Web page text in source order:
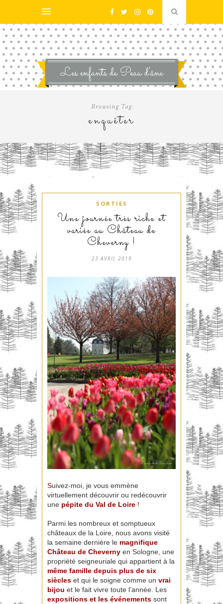
Browsing Tag
enquêter
SORTIES
Une journée très riche et
variée au Château de
Cheverny !
23 AVRIL 2019
Suivez-moi, je vous emmène
virtuellement découvrir ou redécouvrir
une pépite du Val de Loire !
Parmi les nombreux et somptueux
châteaux de la Loire, nous avons visité
la semaine dernière le magnifique
Château de Cheverny en Sologne, une
propriété seigneuriale qui appartient à la
même famille depuis plus de six
siècles et qui le soigne comme un vrai
bijou et le fait vivre toute l’année. Les
expositions et les événements sont